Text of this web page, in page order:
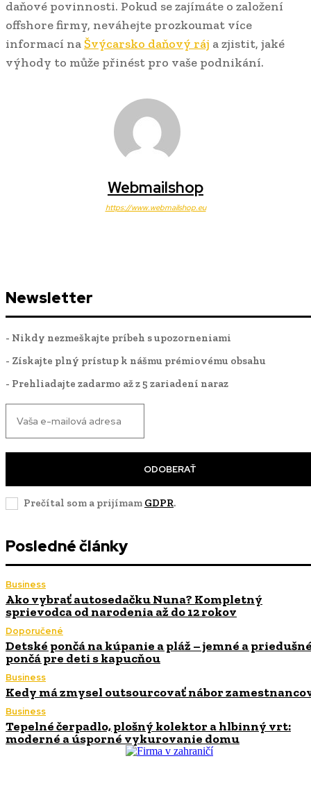
daňové povinnosti. Pokud se zajímáte o založení
offshore firmy, neváhejte prozkoumat více
informací naŠvýcarsko daňový ráj a zjistit, jaké
výhody to může přinést pro vaše podnikání.
Webmailshop
https://www.webmailshop.eu
Newsletter
- Nikdy nezmeškajte príbeh s upozorneniami
- Získajte plný prístup k nášmu prémiovému obsahu
- Prehliadajte zadarmo až z 5 zariadení naraz
ODOBERAŤ
Prečítal som a prijímam GDPR.
Posledné články
Business
Ako vybrať autosedačku Nuna? Kompletný
sprievodca od narodenia až do 12 rokov
Doporučené
Detské pončá na kúpanie a pláž – jemné a
pončá pre deti s kapucňou
Business
Kedy má zmysel outsourcovať nábor
Business
Tepelné čerpadlo, plošný kolektor a hlbinný vrt:
moderné a úsporné vykurovanie domu